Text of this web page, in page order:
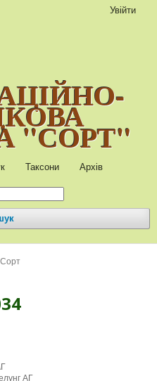
"СОРТ"
Таксони Архів
Увійти
Сорт
АГ